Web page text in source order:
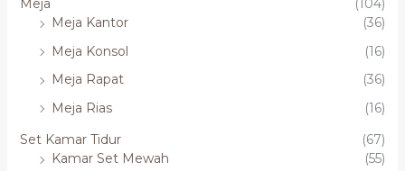
Meja
(104)
Meja Kantor
(36)
Meja Konsol
(16)
Meja Rapat
(36)
Meja Rias
(16)
Set Kamar Tidur
(67)
Kamar Set Mewah
(55)